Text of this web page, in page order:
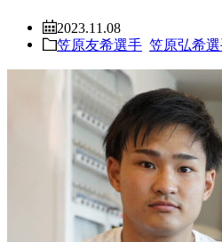
2023.11.08
笠原友希選手 笠原弘希